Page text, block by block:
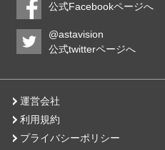
公式Facebookページへ
@astavision
公式twitterページへ
運営会社
利用規約
プライバシーポリシー